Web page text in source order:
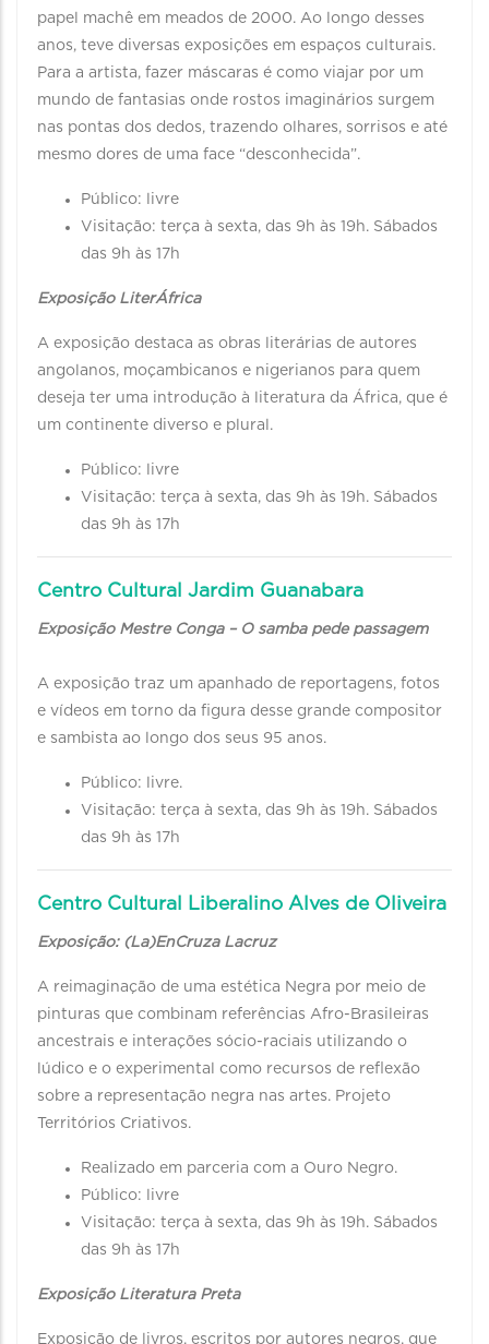
papel machê em meados de 2000. Ao longo desses
anos, teve diversas exposições em espaços culturais.
Para a artista, fazer máscaras é como viajar por um
mundo de fantasias onde rostos imaginários surgem
nas pontas dos dedos, trazendo olhares, sorrisos e até
mesmo dores de uma face “desconhecida”.
Público: livre
Visitação: terça à sexta, das 9h às 19h. Sábados
das 9h às 17h
Exposição LiterÁfrica
A exposição destaca as obras literárias de autores
angolanos, moçambicanos e nigerianos para quem
deseja ter uma introdução à literatura da África, que é
um continente diverso e plural.
Público: livre
Visitação: terça à sexta, das 9h às 19h. Sábados
das 9h às 17h
Centro Cultural Jardim Guanabara
Exposição Mestre Conga – O samba pede passagem
A exposição traz um apanhado de reportagens, fotos
e vídeos em torno da figura desse grande compositor
e sambista ao longo dos seus 95 anos.
Público: livre.
Visitação: terça à sexta, das 9h às 19h. Sábados
das 9h às 17h
Centro Cultural Liberalino Alves de Oliveira
Exposição: (La)EnCruza Lacruz
A reimaginação de uma estética Negra por meio de
pinturas que combinam referências Afro-Brasileiras
ancestrais e interações sócio-raciais utilizando o
lúdico e o experimental como recursos de reflexão
sobre a representação negra nas artes. Projeto
Territórios Criativos.
Realizado em parceria com a Ouro Negro.
Público: livre
Visitação: terça à sexta, das 9h às 19h. Sábados
das 9h às 17h
Exposição Literatura Preta
Exposição de livros, escritos por autores negros, que